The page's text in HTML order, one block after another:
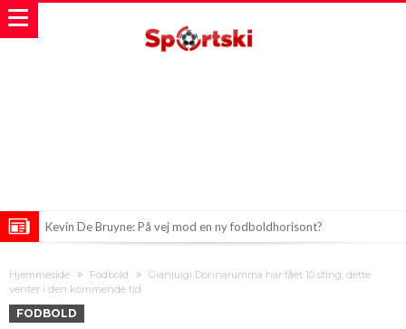
Kevin De Bruyne: På vej mod en ny fodboldhorisont?
Ændringer i Engelsk Fodbold
Sepp Blatter: En Kvinde til at Styre FIFA?
Hjemmeside Fodbold
Gianluigi Donnarumma har fået 10 sting, dette
venter i den kommende tid
FODBOLD